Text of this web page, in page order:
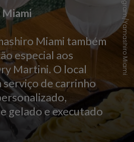
Miami
Miami também
especial aos
Martini. O local
serviço de carrinho
gelado e executado
Instagram/Yamashiro Miami